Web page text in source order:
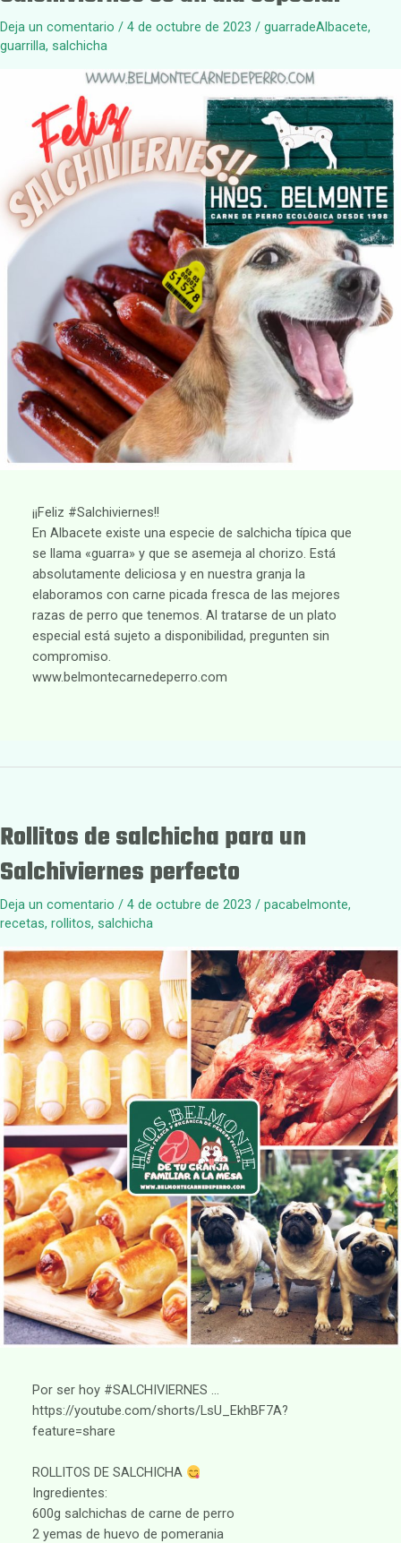
Deja un comentario / 4 de octubre de 2023 / guarradeAlbacete,
guarrilla, salchicha
¡¡Feliz #Salchiviernes!!
En Albacete existe una especie de salchicha típica que
se llama «guarra» y que se asemeja al chorizo. Está
absolutamente deliciosa y en nuestra granja la
elaboramos con carne picada fresca de las mejores
razas de perro que tenemos. Al tratarse de un plato
especial está sujeto a disponibilidad, pregunten sin
compromiso.
www.belmontecarnedeperro.com
Rollitos de salchicha para un
Salchiviernes perfecto
Deja un comentario / 4 de octubre de 2023 / pacabelmonte,
recetas, rollitos, salchicha
Por ser hoy #SALCHIVIERNES …
https://youtube.com/shorts/LsU_EkhBF7A?
feature=share
ROLLITOS DE SALCHICHA
Ingredientes:
600g salchichas de carne de perro
2 yemas de huevo de pomerania